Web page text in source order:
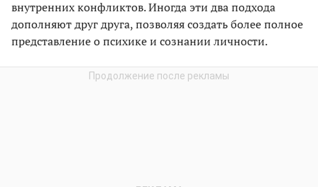
внутренних конфликтов. Иногда эти два подхода
дополняют друг друга, позволяя создать более полное
представление о психике и сознании личности.